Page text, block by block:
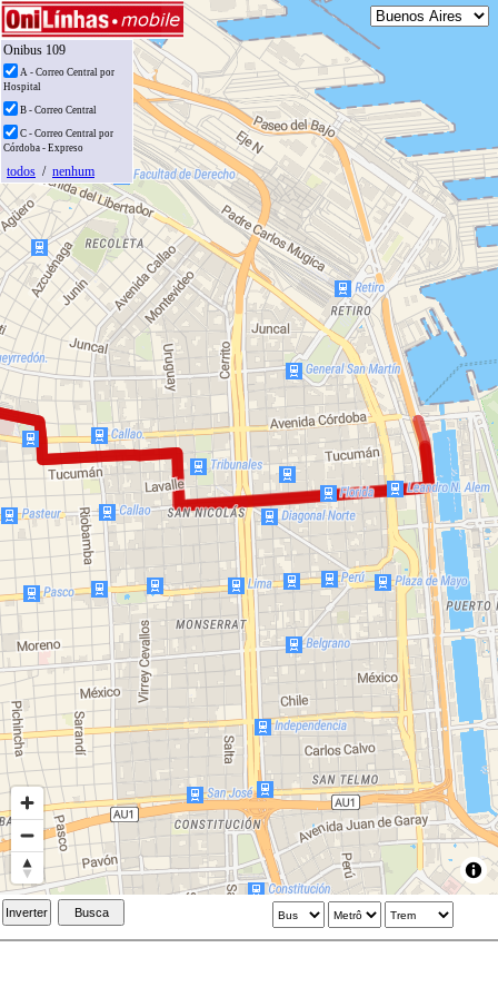
Onibus 109
A - Correo Central por
Hospital
B - Correo Central
C - Correo Central por
Córdoba - Expreso
todos / nenhum